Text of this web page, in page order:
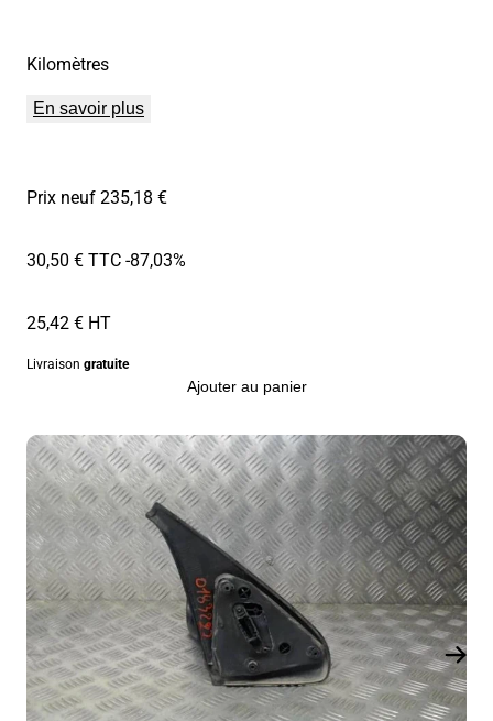
Kilomètres
En savoir plus
Prix neuf 235,18 €
30,50 € TTC-87,03%
25,42 € HT
Livraison gratuite
Ajouter au panier